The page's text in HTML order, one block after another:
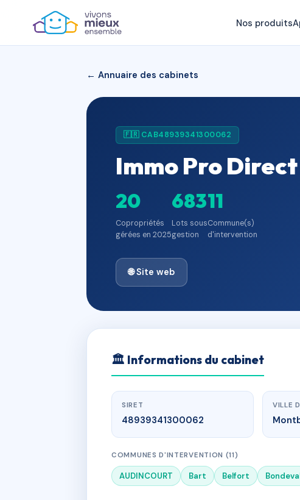
Nos produits
← Annuaire des cabinets
🇫🇷 CAB48939341300062
Immo Pro Direct
20
Copropriétés
gérées en 2025
683
Lots sous
gestion
11
Commune(s)
d'intervention
🌐 Site web
🏛 Informations du cabinet
SIRET
48939341300062
VILLE
COMMUNES D'INTERVENTION (11)
AUDINCOURT Bart Belfort